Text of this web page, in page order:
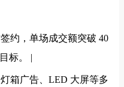
约，单场成交额突破 40
标。 |
箱广告、LED 大屏等多